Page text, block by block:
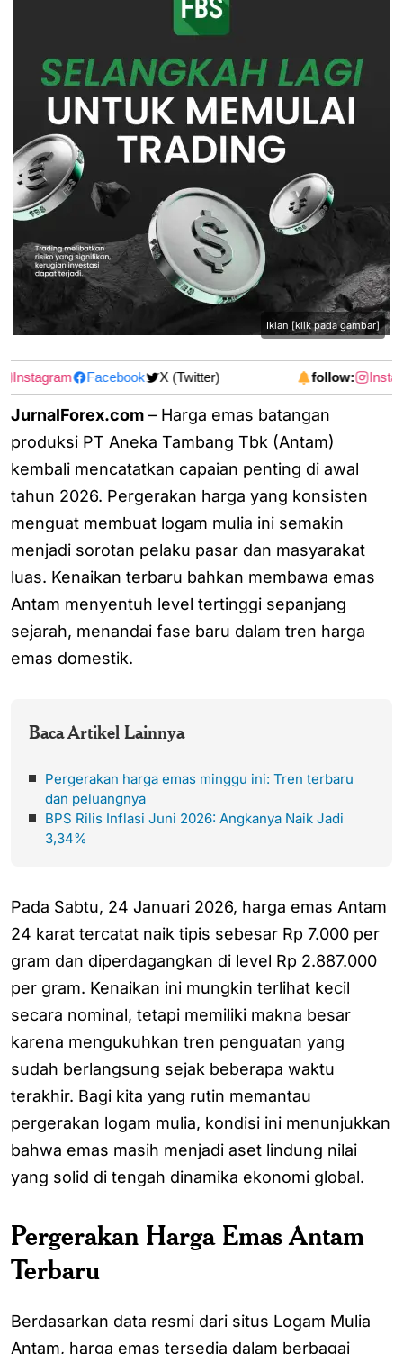
Iklan [klik pada gambar]
Instagram Facebook X (Twitter) follow:
JurnalForex.com – Harga emas batangan
produksi PT Aneka Tambang Tbk (Antam)
kembali mencatatkan capaian penting di awal
tahun 2026. Pergerakan harga yang konsisten
menguat membuat logam mulia ini semakin
menjadi sorotan pelaku pasar dan masyarakat
luas. Kenaikan terbaru bahkan membawa emas
Antam menyentuh level tertinggi sepanjang
sejarah, menandai fase baru dalam tren harga
emas domestik.
Baca Artikel Lainnya
Pergerakan harga emas minggu ini: Tren terbaru
dan peluangnya
BPS Rilis Inflasi Juni 2026: Angkanya Naik Jadi
3,34%
Pada Sabtu, 24 Januari 2026, harga emas Antam
24 karat tercatat naik tipis sebesar Rp 7.000 per
gram dan diperdagangkan di level Rp 2.887.000
per gram. Kenaikan ini mungkin terlihat kecil
secara nominal, tetapi memiliki makna besar
karena mengukuhkan tren penguatan yang
sudah berlangsung sejak beberapa waktu
terakhir. Bagi kita yang rutin memantau
pergerakan logam mulia, kondisi ini menunjukkan
bahwa emas masih menjadi aset lindung nilai
yang solid di tengah dinamika ekonomi global.
Pergerakan Harga Emas Antam
Terbaru
Berdasarkan data resmi dari situs Logam Mulia
Antam, harga emas tersedia dalam berbagai